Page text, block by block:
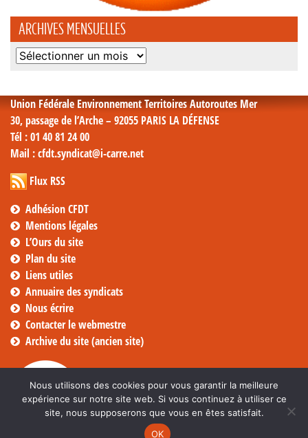
ARCHIVES MENSUELLES
Archives
Union Fédérale Environnement Territoires Autoroutes Mer
30, passage de l’Arche – 92055 PARIS LA DÉFENSE
Tél : 01 40 81 24 00
Mail : cfdt.syndicat@i-carre.net
Flux RSS
Adhésion CFDT
Mentions légales
L’Ours du site
Plan du site
Liens utiles
Annuaire des syndicats
Nous écrire
Contacter le webmestre
Archive du site (ancien site)
Nous utilisons des cookies pour vous garantir la meilleure
expérience sur notre site web. Si vous continuez à utiliser ce
site, nous supposerons que vous en êtes satisfait.
OK